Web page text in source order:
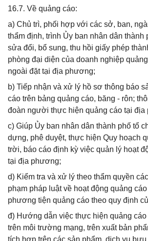
16.7. Về quảng cáo:
a) Chủ trì, phối hợp với các sở, ban,
thẩm định, trình Ủy ban nhân dân thành
sửa đổi, bổ sung, thu hồi giấy phép
phòng đại diện của doanh nghiệp
ngoài đặt tại địa phương;
b) Tiếp nhận và xử lý hồ sơ thông báo
cáo trên bảng quảng cáo, băng - rôn;
đoàn người thực hiện quảng cáo tại địa
c) Giúp Ủy ban nhân dân thành phố tổ
dựng, phê duyệt, thực hiện Quy hoạch
trời, báo cáo định kỳ việc quản lý hoạt
tại địa phương;
d) Kiểm tra và xử lý theo thẩm quyền
phạm pháp luật về hoạt động quảng
phương tiện quảng cáo theo quy định
đ) Hướng dẫn việc thực hiện quảng cáo
trên môi trường mạng, trên xuất bản
tích hợp trên các sản phẩm, dịch vụ